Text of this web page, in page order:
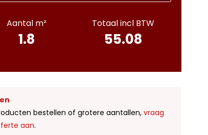
Aantal m²
1.8
Totaal incl BTW
55.08
bestellen of grotere aantallen, vraag
aan.